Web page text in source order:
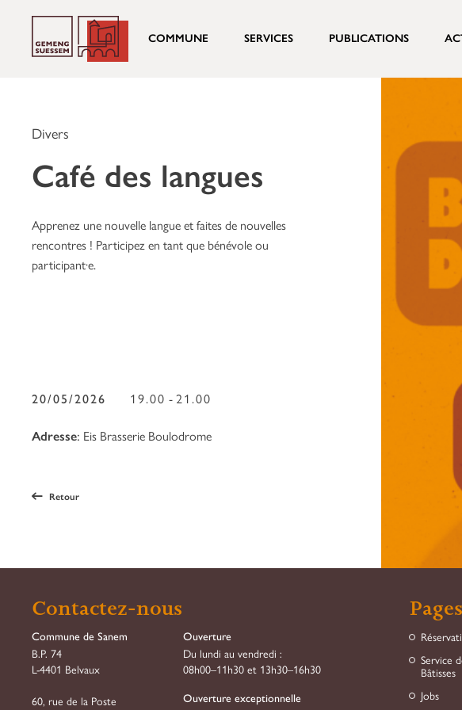
COMMUNE SERVICES PUBLICATIONS
Retour
Divers
Café des langues
Apprenez une nouvelle langue et faites de nouvelles
rencontres ! Participez en tant que bénévole ou
participant·e.
20/05/2026 19.00 -21.00
Adresse: Eis Brasserie Boulodrome
Contactez-nous
Commune de Sanem
B.P. 74
L-4401 Belvaux
60, rue de la Poste
Ouverture
Du lundi au vendredi :
08h00–11h30 et 13h30–16h30
Ouverture exceptionnelle
Service
Bâtisses
Jobs